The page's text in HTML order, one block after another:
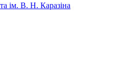
ім. В. Н. Каразіна